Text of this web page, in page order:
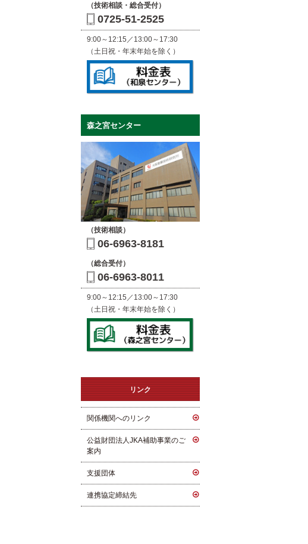
（技術相談・総合受付）
0725-51-2525
9:00～12:15／13:00～17:30
（土日祝・年末年始を除く）
森之宮センター
（技術相談）
06-6963-8181
（総合受付）
06-6963-8011
9:00～12:15／13:00～17:30
（土日祝・年末年始を除く）
リンク
関係機関へのリンク
公益財団法人JKA補助事業のご
案内
支援団体
連携協定締結先